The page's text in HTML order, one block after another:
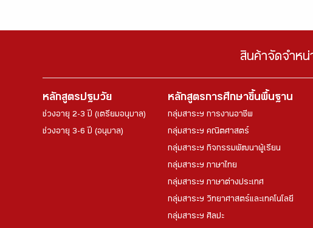
สินค้าจัดจำหน่
หลักสูตรปฐมวัย
ช่วงอายุ 2-3 ปี (เตรียมอนุบาล)
ช่วงอายุ 3-6 ปี (อนุบาล)
หลักสูตรการศึกษาขึ้นพื้นฐาน
กลุ่มสาระฯ การงานอาชีพ
กลุ่มสาระฯ คณิตศาสตร์
กลุ่มสาระฯ กิจกรรมพัฒนาผู้เรียน
กลุ่มสาระฯ ภาษาไทย
กลุ่มสาระฯ ภาษาต่างประเทศ
กลุ่มสาระฯ วิทยาศาสตร์และเทคโนโลยี
กลุ่มสาระฯ ศิลปะ